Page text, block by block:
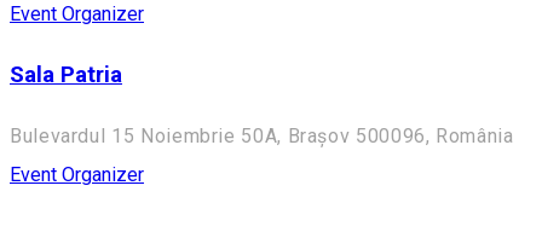
Event Organizer
Sala Patria
Bulevardul 15 Noiembrie 50A, Brașov 500096, România
Event Organizer